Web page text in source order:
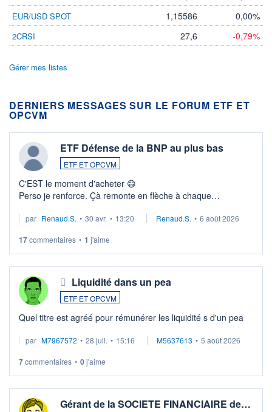
EUR/USD SPOT 1,15586 0,00%
2CRSI 27,6 -0,79%
Gérer mes listes
DERNIERS MESSAGES SUR LE FORUM ETF ET
OPCVM
ETF Défense de la BNP au plus bas
ETF ET OPCVM
C'EST le moment d'acheter 😄​
Perso je renforce. Çà remonte en flèche à chaque
Investissement long terme tip top pour sa retraite.
par Renaud.S. • 30 avr. • 13:20 Renaud.S. • 6 août 2026
17commentaires • 1 j'aime
Liquidité dans un pea
ETF ET OPCVM
Quel titre est agréé pour rémunérer les liquidité s d'un pea
par M7967572 • 28 juil. • 15:16 M5637613 • 5 août 2026
7commentaires • 0j'aime
Gérant de la SOCIETE FINANCIAIRE de…